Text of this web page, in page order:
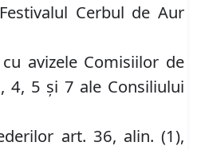
Cerbul de Aur
avizele Comisiilor de
4, 5 și 7 ale Consiliului
art. 36, alin. (1),